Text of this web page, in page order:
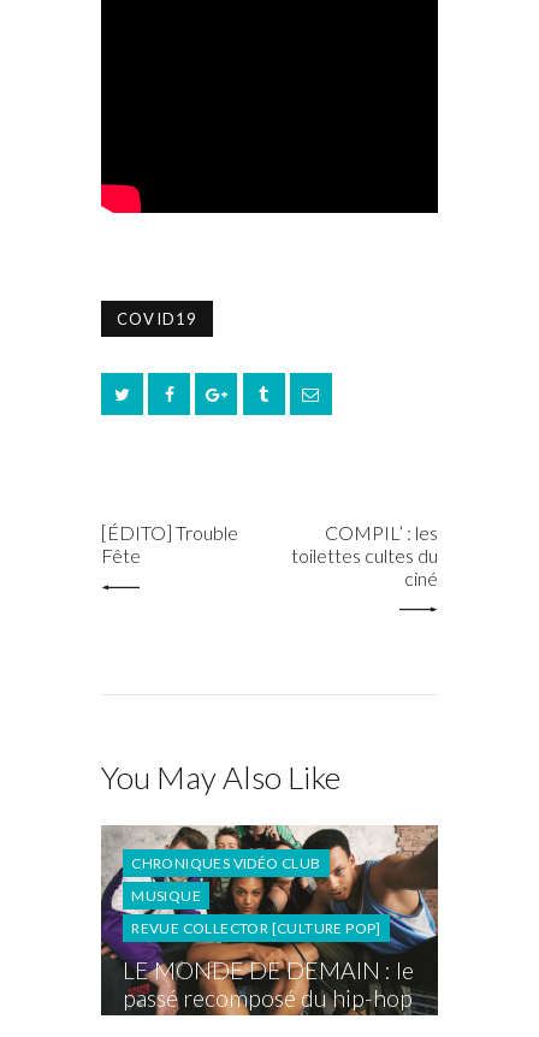
COVID19
[ÉDITO] Trouble
Fête
COMPIL’ : les
toilettes cultes du
ciné
You May Also Like
CHRONIQUES VIDÉO CLUB
MUSIQUE
REVUE COLLECTOR [CULTURE POP]
LE MONDE DE DEMAIN : le
passé recomposé du hip-hop